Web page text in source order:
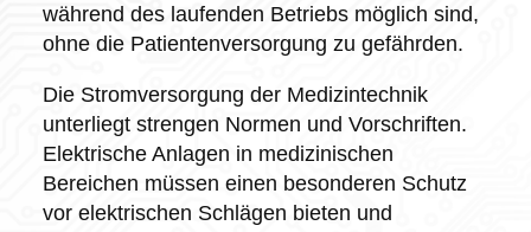
während des laufenden Betriebs möglich sind,
ohne die Patientenversorgung zu gefährden.
Die Stromversorgung der Medizintechnik
unterliegt strengen Normen und Vorschriften.
Elektrische Anlagen in medizinischen
Bereichen müssen einen besonderen Schutz
vor elektrischen Schlägen bieten und